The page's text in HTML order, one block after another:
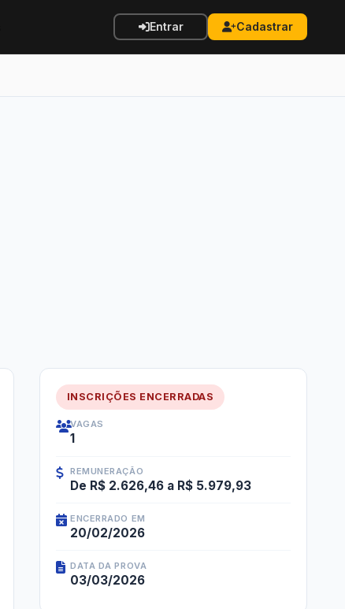
Entrar Cadastrar
INSCRIÇÕES ENCERRADAS
VAGAS
1
REMUNERAÇÃO
De R$ 2.626,46 a R$ 5.979,93
ENCERRADO EM
20/02/2026
DATA DA PROVA
03/03/2026